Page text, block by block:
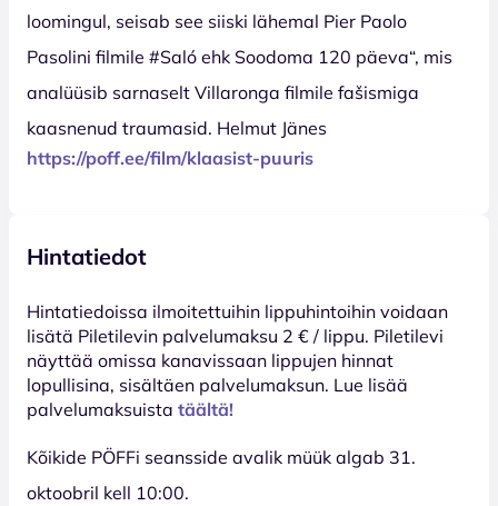
loomingul, seisab see siiski lähemal Pier Paolo
Pasolini filmile #Saló ehk Soodoma 120 päeva“, mis
analüüsib sarnaselt Villaronga filmile fašismiga
kaasnenud traumasid. Helmut Jänes
https://poff.ee/film/klaasist-puuris
Hintatiedot
Hinta­tiedoissa ilmoitettuihin lippuhintoihin voidaan
lisätä Piletilevin palvelumaksu 2 € / lippu. Piletilevi
näyttää omissa kanavissaan lippujen hinnat
lopullisina, sisältäen palvelumaksun. Lue lisää
palvelumaksuista täältä!
Kõikide PÖFFi seansside avalik müük algab 31.
oktoobril kell 10:00.